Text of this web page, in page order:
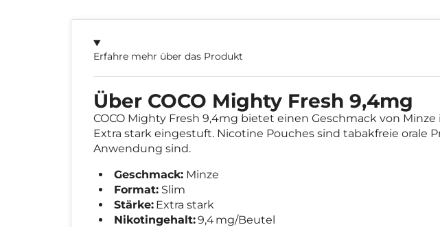
Erfahre mehr über das Produkt
Über COCO Mighty Fresh 9,4mg
COCO Mighty Fresh 9,4mg bietet einen Geschmack von
Extra stark eingestuft. Nicotine Pouches sind tabakfreie
Anwendung sind.
Geschmack: Minze
Format: Slim
Stärke: Extra stark
Nikotingehalt:9,4 mg/Beutel